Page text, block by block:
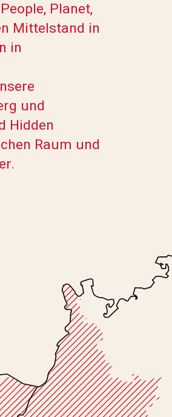
Planet,
Mittelstand in
in
und
Hidden
Raum und